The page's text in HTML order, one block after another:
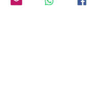
2020 y anunciaron